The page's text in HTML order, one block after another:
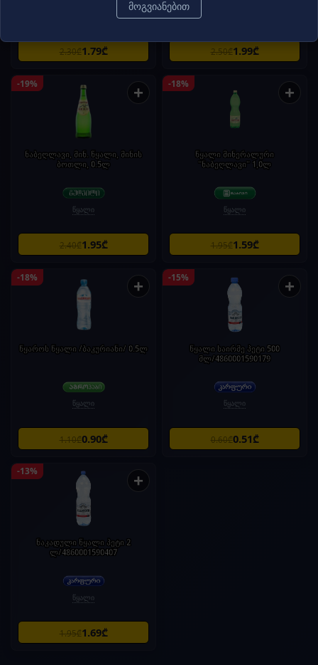
2.30₾1.79₾ 2.50₾1.99₾
-19% +
ნაბეღლავი, მინ. წყალი, მინის
ბოთლი, 0.5ლ
წყალი
2.40₾1.95₾
-18% +
წყალი მინერალური
"ნაბეღლავი" 1,0ლ
წყალი
1.95₾1.59₾
-18% +
წყაროს წყალი /ბაკურიანი/ 0.5ლ
წყალი
1.10₾0.90₾
-15% +
წყალი საირმე პეტი 500
მლ/4860001590179
წყალი
0.60₾0.51₾
-13% +
ნაკადული წყალი პეტი 2
ლ/4860001590407
წყალი
1.95₾1.69₾
მოგვიანებით